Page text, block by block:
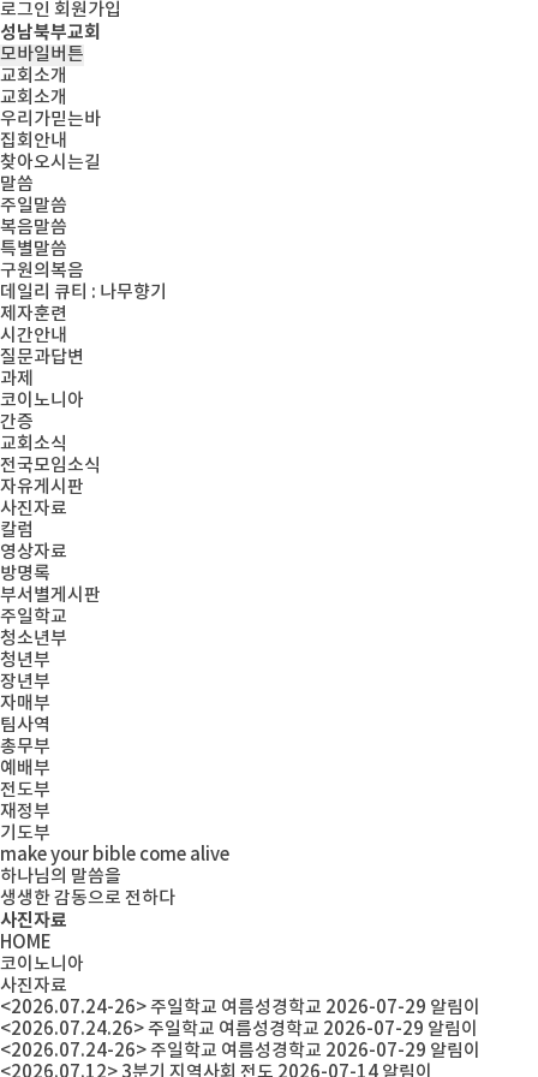
로그인 회원가입
성남북부교회
모바일버튼
교회소개
교회소개
우리가믿는바
집회안내
찾아오시는길
말씀
주일말씀
복음말씀
특별말씀
구원의복음
데일리 큐티 : 나무향기
제자훈련
시간안내
질문과답변
과제
코이노니아
간증
교회소식
전국모임소식
자유게시판
사진자료
칼럼
영상자료
방명록
부서별게시판
주일학교
청소년부
청년부
장년부
자매부
팀사역
총무부
예배부
전도부
재정부
기도부
make your bible come alive
하나님의 말씀을
생생한 감동으로 전하다
사진자료
HOME
코이노니아
사진자료
<2026.07.24-26> 주일학교 여름성경학교 2026-07-29 알림이
<2026.07.24.26> 주일학교 여름성경학교 2026-07-29 알림이
<2026.07.24-26> 주일학교 여름성경학교 2026-07-29 알림이
<2026.07.12> 3분기 지역사회 전도 2026-07-14 알림이